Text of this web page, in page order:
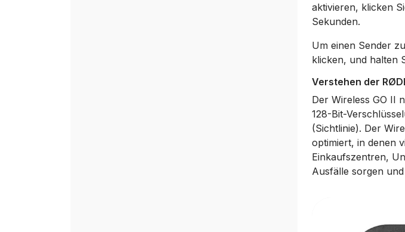
aktivieren, klicken
Sekunden.
Um einen Sender
klicken, und halten
Verstehen der
Der Wireless GO II
128-Bit-
(Sichtlinie). Der
optimiert, in denen
Einkaufszentren,
Ausfälle sorgen